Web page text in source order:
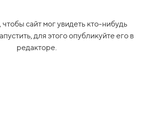
чтобы сайт мог увидеть кто-нибудь
для этого опубликуйте его в
редакторе.